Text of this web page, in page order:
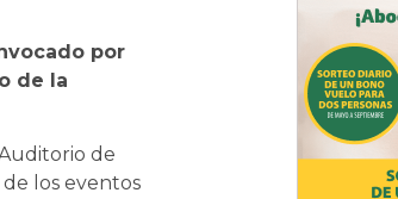
por
de la
de
los eventos